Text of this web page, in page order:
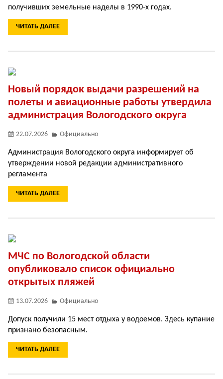
получивших земельные наделы в 1990-х годах.
ЧИТАТЬ ДАЛЕЕ
Новый порядок выдачи разрешений на
полеты и авиационные работы утвердила
администрация Вологодского округа
22.07.2026 Официально
Администрация Вологодского округа информирует об
утверждении новой редакции административного
регламента
ЧИТАТЬ ДАЛЕЕ
МЧС по Вологодской области
опубликовало список официально
открытых пляжей
13.07.2026 Официально
Допуск получили 15 мест отдыха у водоемов. Здесь купание
признано безопасным.
ЧИТАТЬ ДАЛЕЕ